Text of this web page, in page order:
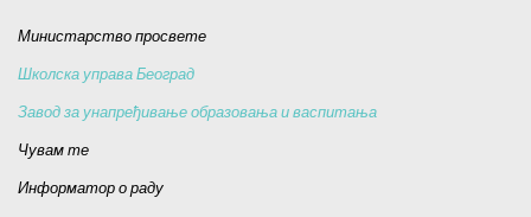
Министарство просвете
Школска управа Београд
Завод за унапређивање образовања и васпитања
Чувам те
Информатор о раду